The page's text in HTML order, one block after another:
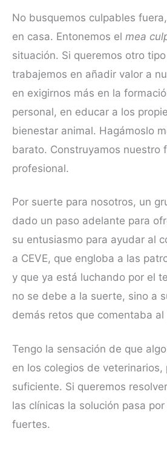
No busquemos culpables
en casa. Entonemos el mea
situación. Si queremos otro
trabajemos en añadir valor a
en exigirnos más en la
personal, en educar a los
bienestar animal. Hagámoslo
barato. Construyamos nuestro
profesional.
Por suerte para nosotros, un
dado un paso adelante para
su entusiasmo para ayudar al
a CEVE, que engloba a las
y que ya está luchando por el
no se debe a la suerte, sino a
demás retos que comentaba al
Tengo la sensación de que
en los colegios de veterinarios,
suficiente. Si queremos
las clínicas la solución pasa
fuertes.